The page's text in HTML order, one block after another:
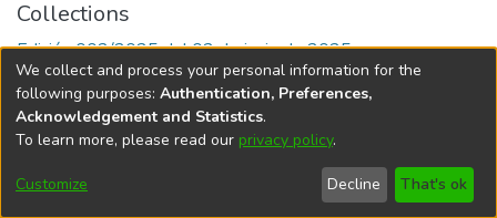
Collections
Edición 002/2025 del 02 de junio de 2025
Universidad Nacional de Córdoba
We collect and process your personal information for the
following purposes: Authentication, Preferences,
Acknowledgement and Statistics.
To learn more, please read our privacy policy.
Customize Decline That's ok